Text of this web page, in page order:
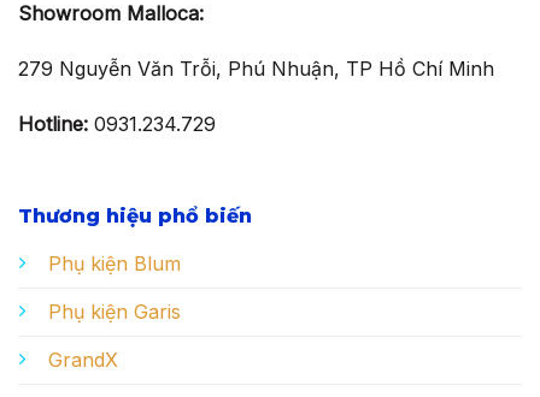
Showroom Malloca:
279 Nguyễn Văn Trỗi, Phú Nhuận, TP Hồ Chí Minh
Hotline: 0931.234.729
Thương hiệu phổ biến
Phụ kiện Blum
Phụ kiện Garis
GrandX